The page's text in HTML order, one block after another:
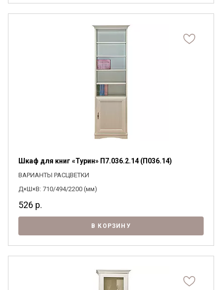
Шкаф для книг «Турин» П7.036.2.14 (П036.14)
ВАРИАНТЫ РАСЦВЕТКИ
Д×Ш×В: 710/494/2200 (мм)
526 р.
В КОРЗИНУ